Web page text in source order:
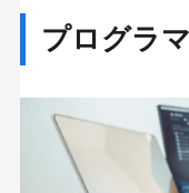
プログラ